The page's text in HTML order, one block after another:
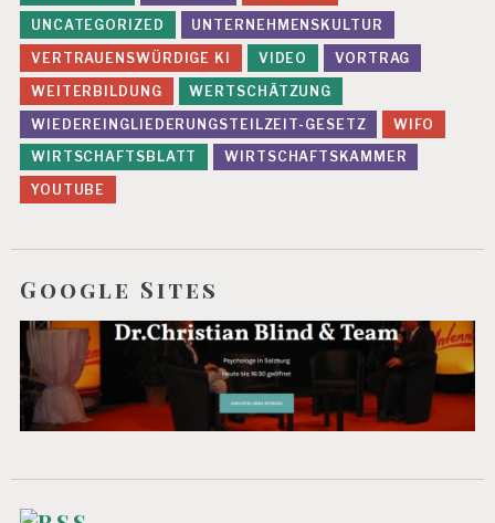
UNCATEGORIZED
UNTERNEHMENSKULTUR
VERTRAUENSWÜRDIGE KI
VIDEO
VORTRAG
WEITERBILDUNG
WERTSCHÄTZUNG
WIEDEREINGLIEDERUNGSTEILZEIT-GESETZ
WIFO
WIRTSCHAFTSBLATT
WIRTSCHAFTSKAMMER
YOUTUBE
Google Sites